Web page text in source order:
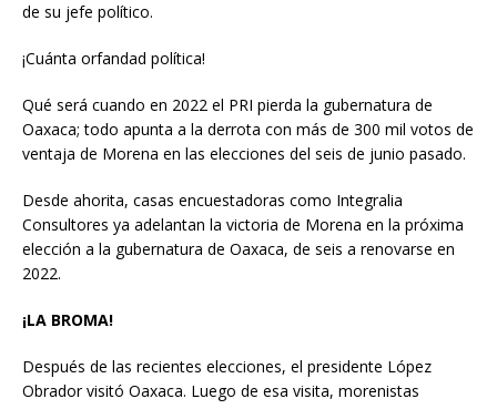
de su jefe político.
¡Cuánta orfandad política!
Qué será cuando en 2022 el PRI pierda la gubernatura de
Oaxaca; todo apunta a la derrota con más de 300 mil votos de
ventaja de Morena en las elecciones del seis de junio pasado.
Desde ahorita, casas encuestadoras como Integralia
Consultores ya adelantan la victoria de Morena en la próxima
elección a la gubernatura de Oaxaca, de seis a renovarse en
2022.
¡LA BROMA!
Después de las recientes elecciones, el presidente López
Obrador visitó Oaxaca. Luego de esa visita, morenistas